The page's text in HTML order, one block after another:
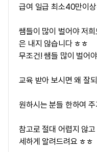
급여 일급 최소40만이
쌤들이 많이 벌어야 저
은 내지 않습니다 ㅎㅎ
무조건! 쌤들 많이 벌어
교육 받아 보시면 왜 잘
원하시는 분들 한하여
참고로 절대 어렵지 않
세하게 알려드려요 ㅎㅎ